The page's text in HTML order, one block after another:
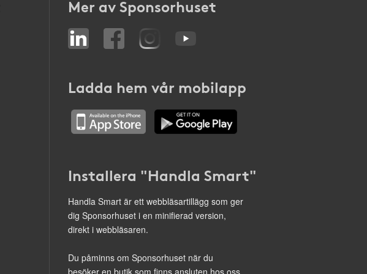
Mer av Sponsorhuset
Ladda hem vår mobilapp
Installera "Handla Smart"
Handla Smart är ett webbläsartillägg som ger
dig Sponsorhuset i en minifierad version,
direkt i webbläsaren.
Du påminns om Sponsorhuset när du